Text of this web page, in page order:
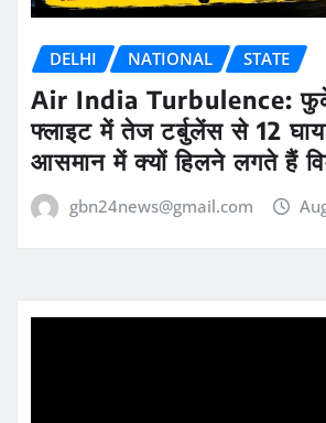
DELHI NATIONAL STATE
Air India Turbulence:
फ्लाइट में तेज टर्बुलेंस से 12
आसमान में क्यों हिलने लगते हैं
gbn24news@gmail.com